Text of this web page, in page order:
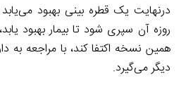
درنهایت یک قطره بینی بهبود
روزه آن سپری شود تا بیمار بهبود
همین نسخه اکتفا کند، با مراجعه به
دیگر می‌گیرد.